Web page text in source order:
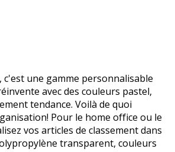
c'est une gamme personnalisable
avec des couleurs pastel,
tendance. Voilà de quoi
Pour le home office ou le
vos articles de classement dans
transparent, couleurs